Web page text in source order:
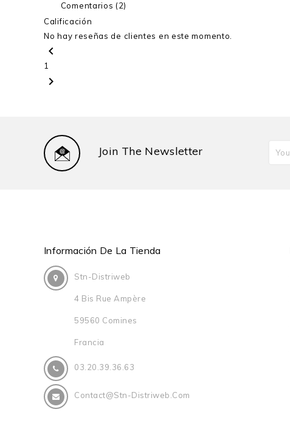
Comentarios (2)
Calificación
No hay reseñas de clientes en este momento.
chevron_left
1
chevron_right
Join The Newsletter
Información De La Tienda
Stn-Distriweb
4 Bis Rue Ampère
59560 Comines
Francia
03.20.39.36.63
Contact@stn-Distriweb.com